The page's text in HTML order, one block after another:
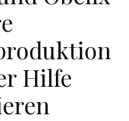
Hilfe